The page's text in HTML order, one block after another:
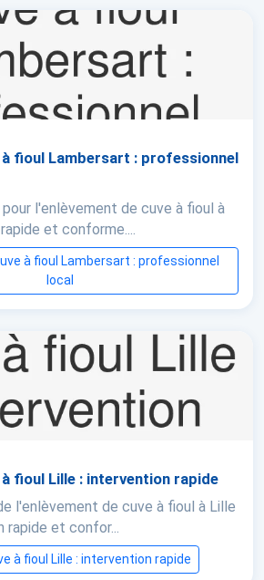
à fioul Lambersart : professionnel
l'enlèvement de cuve à fioul à
et conforme....
à fioul Lambersart : professionnel
local
fioul Lille : intervention rapide
l'enlèvement de cuve à fioul à Lille
rapide et confor...
à fioul Lille : intervention rapide